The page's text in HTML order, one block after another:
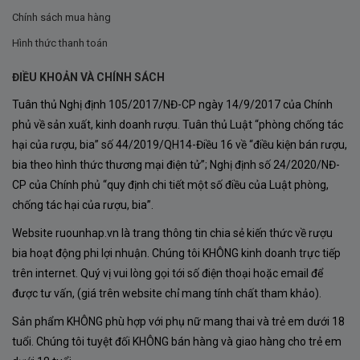
Hàm lượng tannin cao.
Tiềm năng lưu trữ lâu năm.
Hương thơm phức hợp.
Cấu trúc cân bằng.
Khi được trồng tại Chile, Cabernet Sauvignon thường
phát triển mạnh mẽ với hương thơm của:
Nho đen.
Mận chín.
Anh đào đen.
Mâm xôi.
Chính sách mua hàng
Hình thức thanh toán
ĐIỀU KHOẢN VÀ CHÍNH SÁCH
Tuân thủ Nghị định 105/2017/NĐ-CP ngày 14/9/2017 của Chính
phủ về sản xuất, kinh doanh rượu. Tuân thủ Luật “phòng chống tác
hại của rượu, bia” số 44/2019/QH14-Điều 16 về “điều kiện bán rượu,
bia theo hình thức thương mại điện tử”; Nghị định số 24/2020/NĐ-
CP của Chính phủ “quy định chi tiết một số điều của Luật phòng,
chống tác hại của rượu, bia”.
Website ruounhap.vn là trang thông tin chia sẻ kiến thức về rượu
bia hoạt động phi lợi nhuận. Chúng tôi KHÔNG kinh doanh trực tiếp
trên internet. Quý vị vui lòng gọi tới số điện thoại hoặc email để
được tư vấn, (giá trên website chỉ mang tính chất tham khảo).
Sản phẩm KHÔNG phù hợp với phụ nữ mang thai và trẻ em dưới 18
tuổi. Chúng tôi tuyệt đối KHÔNG bán hàng và giao hàng cho trẻ em